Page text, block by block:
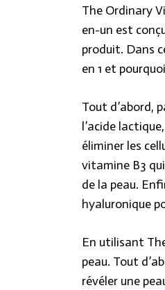
The Ordinary
en-un est
produit. Dans
en 1 et
Tout d’abord,
l’acide
éliminer les
vitamine B3
de la peau.
hyaluronique
En utilisant
peau. Tout
révéler une